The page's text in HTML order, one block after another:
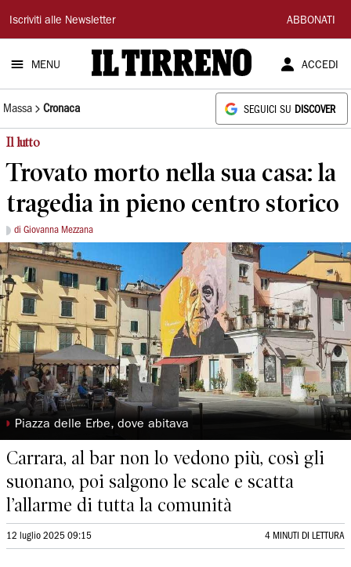
Il
Tirreno
Iscriviti alle Newsletter ABBONATI
MENU ACCEDI
Massa Cronaca SEGUICI SU DISCOVER
Il lutto
Trovato morto nella sua casa: la
tragedia in pieno centro storico
di Giovanna Mezzana
◗ Piazza delle Erbe, dove abitava
Carrara, al bar non lo vedono più, così gli
suonano, poi salgono le scale e scatta
l’allarme di tutta la comunità
12 luglio 2025 09:15 4 MINUTI DI LETTURA